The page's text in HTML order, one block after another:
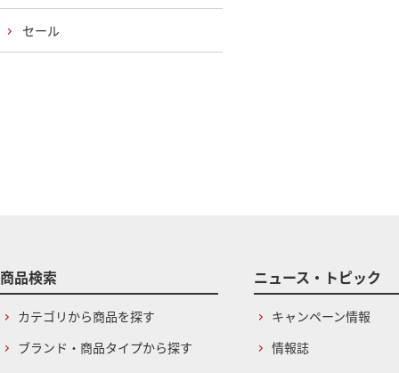
セール
商品検索
カテゴリから商品を探す
ブランド・商品タイプから探す
ニュース・トピック
キャンペーン情報
情報誌